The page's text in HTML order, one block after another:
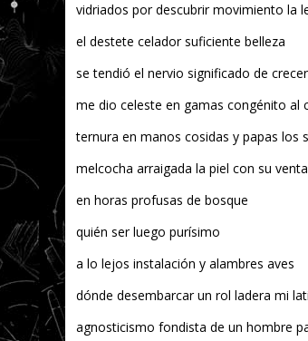
vidriados por descubrir movimiento la
el destete celador suficiente belleza
se tendió el nervio significado de crecer
me dio celeste en gamas congénito al
ternura en manos cosidas y papas los
melcocha arraigada la piel con su
en horas profusas de bosque
quién ser luego purísimo
a lo lejos instalación y alambres aves
dónde desembarcar un rol ladera mi
agnosticismo fondista de un hombre